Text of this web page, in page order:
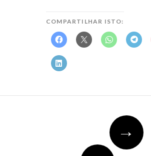
COMPARTILHAR ISTO:
Navegação
→